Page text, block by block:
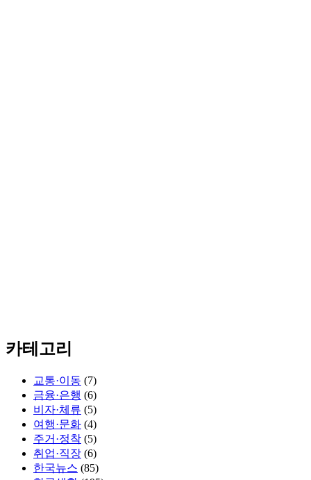
카테고리
교통·이동 (7)
금융·은행 (6)
비자·체류 (5)
여행·문화 (4)
주거·정착 (5)
취업·직장 (6)
한국뉴스 (85)